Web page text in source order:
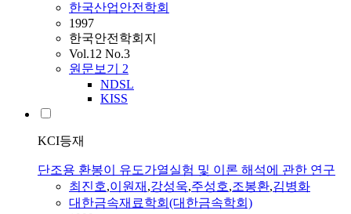
한국산업안전학회
1997
한국안전학회지
Vol.12 No.3
원문보기 2
NDSL
KISS
KCI등재
단조용 환봉이 유도가열실험 및 이론 해석에 관한 연구
최진호,이원재 ,강성욱,주성호,조봉환,김병화
대한금속재료학회(대한금속학회)